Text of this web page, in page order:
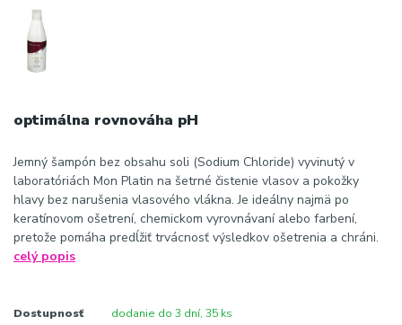
optimálna rovnováha pH
Jemný šampón bez obsahu soli (Sodium Chloride) vyvinutý v
laboratóriách Mon Platin na šetrné čistenie vlasov a pokožky
hlavy bez narušenia vlasového vlákna. Je ideálny najmä po
keratínovom ošetrení, chemickom vyrovnávaní alebo farbení,
pretože pomáha predĺžiť trvácnosť výsledkov ošetrenia a chráni.
celý popis
Dostupnosť dodanie do 3 dní, 35 ks